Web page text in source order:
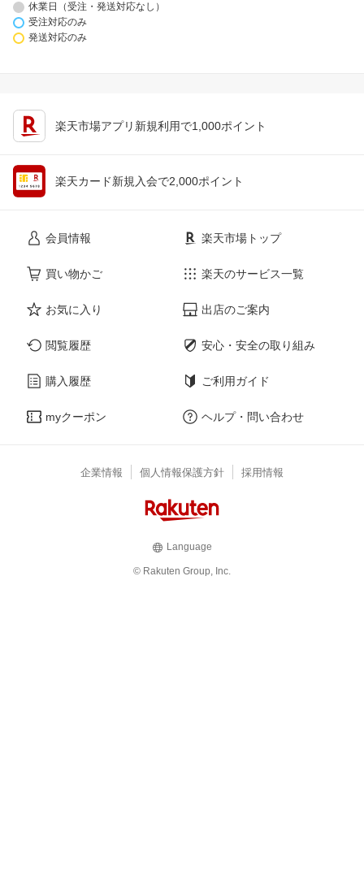
休業日（受注・発送対応なし）
受注対応のみ
発送対応のみ
楽天市場アプリ新規利用で1,000ポイント
楽天カード新規入会で2,000ポイント
会員情報
買い物かご
お気に入り
閲覧履歴
購入履歴
myクーポン
楽天市場トップ
楽天のサービス一覧
出店のご案内
安心・安全の取り組み
ご利用ガイド
ヘルプ・問い合わせ
企業情報 個人情報保護方針 採用情報
Language
© Rakuten Group, Inc.